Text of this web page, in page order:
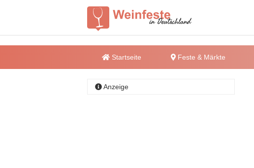
Startseite Feste & Märkte
Anzeige